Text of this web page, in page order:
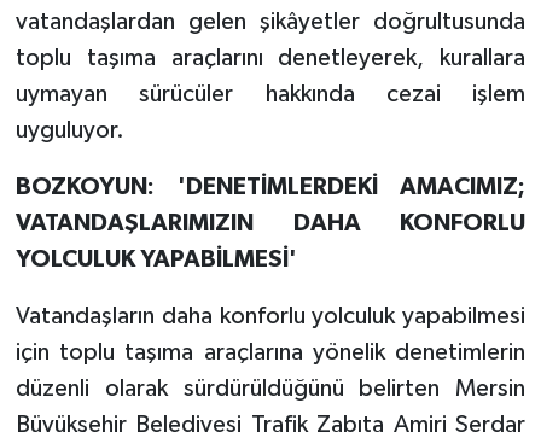
vatandaşlardan gelen şikâyetler doğrultusunda
toplu taşıma araçlarını denetleyerek, kurallara
uymayan sürücüler hakkında cezai işlem
uyguluyor.
BOZKOYUN: 'DENETİMLERDEKİ AMACIMIZ;
VATANDAŞLARIMIZIN DAHA KONFORLU
YOLCULUK YAPABİLMESİ'
Vatandaşların daha konforlu yolculuk yapabilmesi
için toplu taşıma araçlarına yönelik denetimlerin
düzenli olarak sürdürüldüğünü belirten Mersin
Büyükşehir Belediyesi Trafik Zabıta Amiri Serdar